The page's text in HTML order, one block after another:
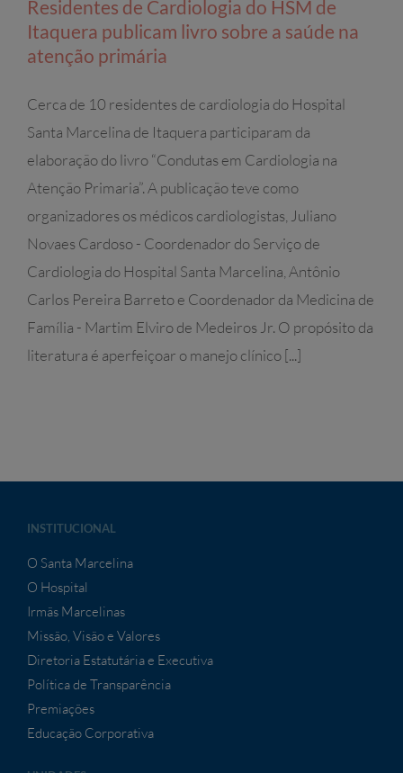
Residentes de Cardiologia do HSM de
Itaquera publicam livro sobre a saúde na
atenção primária
Cerca de 10 residentes de cardiologia do Hospital
Santa Marcelina de Itaquera participaram da
elaboração do livro “Condutas em Cardiologia na
Atenção Primaria”. A publicação teve como
organizadores os médicos cardiologistas, Juliano
Novaes Cardoso - Coordenador do Serviço de
Cardiologia do Hospital Santa Marcelina, Antônio
Carlos Pereira Barreto e Coordenador da Medicina de
Família - Martim Elviro de Medeiros Jr. O propósito da
literatura é aperfeiçoar o manejo clínico [...]
INSTITUCIONAL
O Santa Marcelina
O Hospital
Irmãs Marcelinas
Missão, Visão e Valores
Diretoria Estatutária e Executiva
Política de Transparência
Premiações
Educação Corporativa